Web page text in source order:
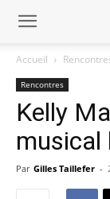
Accueil
Rencontres
Kelly
musical
Par Gilles Taillefer -